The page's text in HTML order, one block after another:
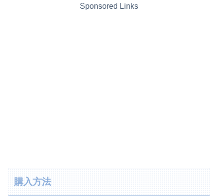
Sponsored Links
購入方法